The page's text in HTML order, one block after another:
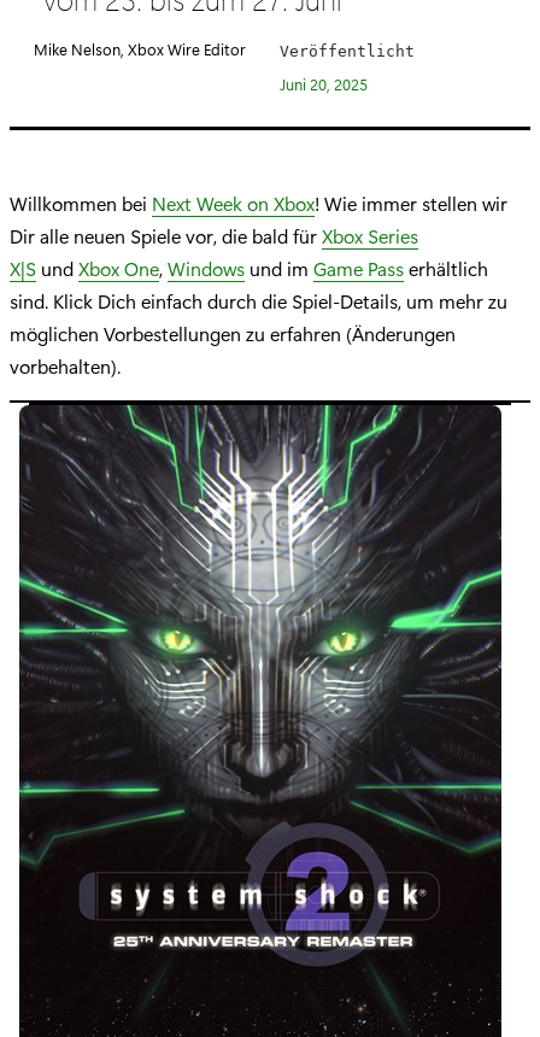
i
:
Mike Nelson, Xbox Wire Editor Veröffentlicht
Juni 20, 2025
Willkommen bei Next Week on Xbox! Wie immer stellen wir
Dir alle neuen Spiele vor, die bald fürXbox Series
X|S undXbox One,Windows und im Game Passerhältlich
sind. Klick Dich einfach durch die Spiel-Details, um mehr zu
möglichen Vorbestellungen zu erfahren (Änderungen
vorbehalten).